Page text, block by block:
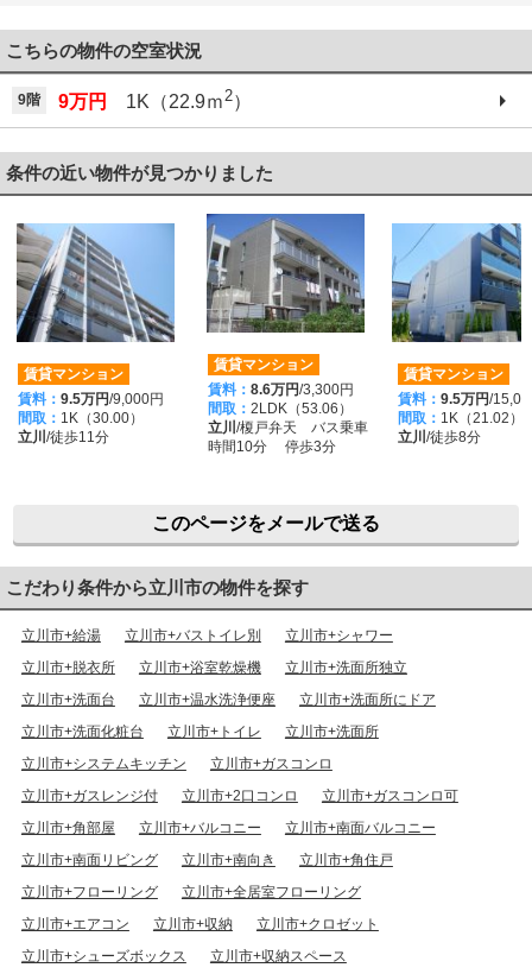
こちらの物件の空室状況
9階 9万円 1K（22.9ｍ2）
条件の近い物件が見つかりました
賃貸マンション
賃料： 9.5万円/9,000円
間取： 1K（30.00）
立川 /徒歩11分
賃貸マンション
賃料： 8.6万円/3,300円
間取： 2LDK（53.06）
立川 /榎戸弁天 バス乗車
時間10分 停歩3分
賃貸マンション
賃料： 9.5万円/
間取： 1K（21.02）
立川 /徒歩8分
このページをメールで送る
こだわり条件から立川市の物件を探す
立川市+給湯 立川市+バストイレ別
立川市+シャワー
立川市+脱衣所
立川市+浴室乾燥機
立川市+洗面所独立
立川市+洗面台
立川市+温水洗浄便座
立川市+洗面所にドア
立川市+洗面化粧台
立川市+トイレ
立川市+洗面所
立川市+システムキッチン
立川市+ガスコンロ
立川市+ガスレンジ付
立川市+2口コンロ
立川市+ガスコンロ可
立川市+角部屋
立川市+バルコニー
立川市+南面バルコニー
立川市+南面リビング
立川市+南向き
立川市+角住戸
立川市+フローリング
立川市+全居室フローリング
立川市+エアコン
立川市+収納
立川市+クロゼット
立川市+シューズボックス
立川市+収納スペース